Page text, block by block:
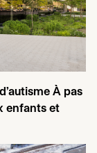
À pas
enfants et